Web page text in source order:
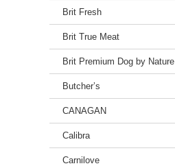
Brit Fresh
Brit True Meat
Brit Premium Dog by Nature
Butcher’s
CANAGAN
Calibra
Carnilove